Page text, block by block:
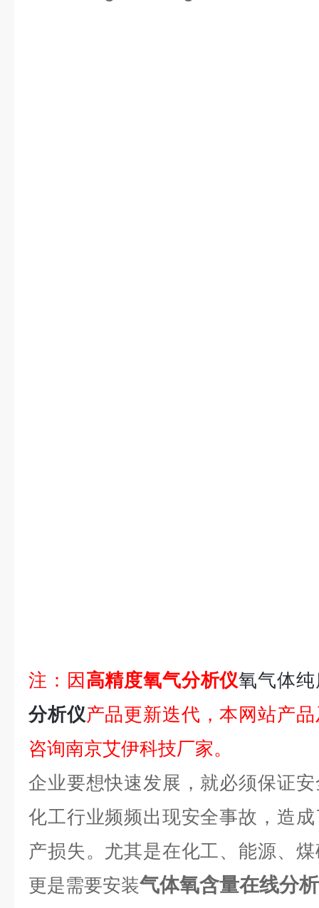
注：因 高精度氧气分析仪氧气体
分析仪产品更新迭代，本网站产
咨询南京艾伊科技厂家。
企业要想快速发展，就必须保证
化工行业频频出现安全事故，造
产损失。尤其是在化工、能源、
更是需要安装气体氧含量在线分